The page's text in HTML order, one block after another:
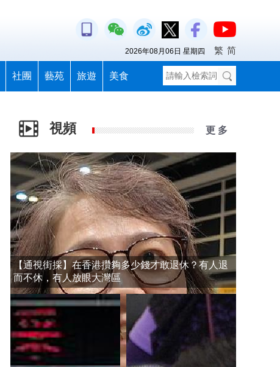
社團 藝苑 旅遊 美食
2026年08月06日 星期四 繁 简
視頻 更 多
【通視街採】在香港攢夠多少錢才敢退休？有人退
而不休，有人放眼大灣區